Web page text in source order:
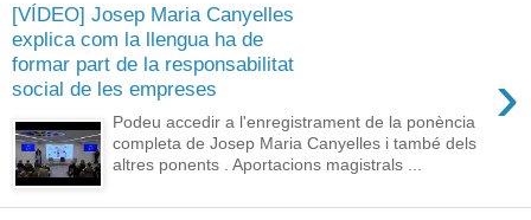
[VÍDEO] Josep Maria Canyelles
explica com la llengua ha de
formar part de la responsabilitat
social de les empreses
›
Podeu accedir a l'enregistrament de la ponència
completa de Josep Maria Canyelles i també dels
altres ponents . Aportacions magistrals ...